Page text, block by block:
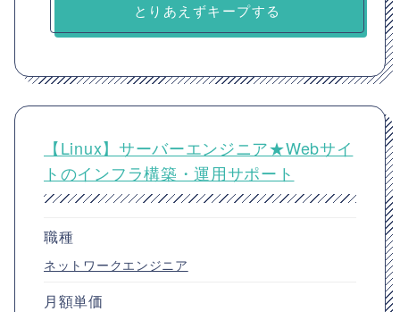
とりあえずキープする
【Linux】サーバーエンジニア★Webサイ
トのインフラ構築・運用サポート
職種
ネットワークエンジニア
月額単価